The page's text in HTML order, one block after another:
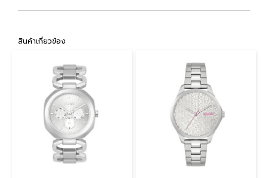
สินค้าเกี่ยวข้อง